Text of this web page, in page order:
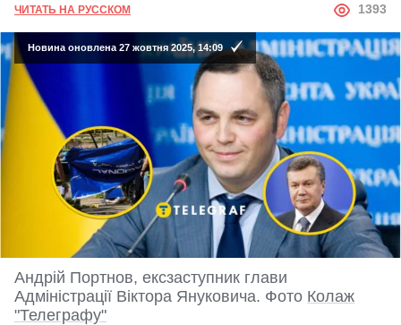
ЧИТАТЬ НА РУССКОМ АВТОР
1393
Новина оновлена 27 жовтня 2025, 14:09
Андрій Портнов, ексзаступник глави
Адміністрації Віктора Януковича. Фото Колаж
"Телеграфу"